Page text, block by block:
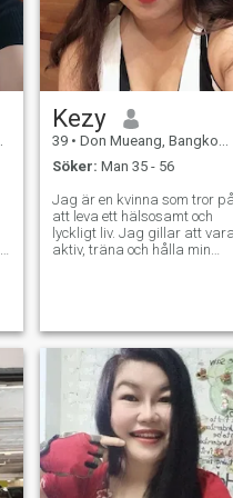
Kezy
39 • Don Mueang, Bangkok, Thailand
Söker: Man 35 - 56
Jag är en kvinna som tror på
att leva ett hälsosamt och
lyckligt liv. Jag gillar att vara
aktiv, träna och hålla min
att dela god energi med
andra. Mitt hjärta är öppet
för en man som är snäll,
verklig och redo att bygga
något sant tillsammans.
Jag tror på långsiktig
kärlek, respekt och växande
sida vid sida. Jag är också
glad att lära av olika
kulturer och dela med mig av